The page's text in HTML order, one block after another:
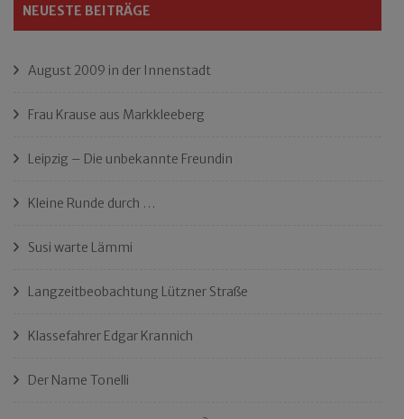
NEUESTE BEITRÄGE
August 2009 in der Innenstadt
Frau Krause aus Markkleeberg
Leipzig – Die unbekannte Freundin
Kleine Runde durch …
Susi warte Lämmi
Langzeitbeobachtung Lützner Straße
Klassefahrer Edgar Krannich
Der Name Tonelli